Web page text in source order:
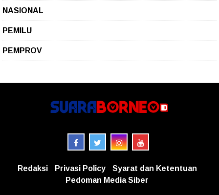
NASIONAL
PEMILU
PEMPROV
Redaksi Privasi Policy
Syarat dan Ketentuan
Pedoman Media Siber